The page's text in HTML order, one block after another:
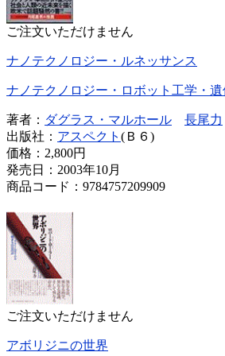
ご注文いただけません
ナノテクノロジー・ルネッサンス
ナノテクノロジー・ロボット工学・
著者： ダグラス・マルホール
長尾力
出版社： アスペクト (Ｂ６)
価格： 2,800円
発売日：2003年10月
商品コード：9784757209909
ご注文いただけません
アボリジニの世界